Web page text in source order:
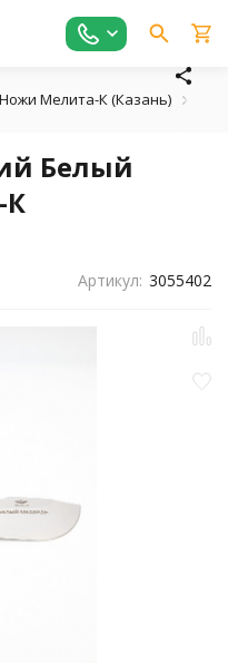
Ножи Мелита-К (Казань)
Белый
К
Артикул: 3055402